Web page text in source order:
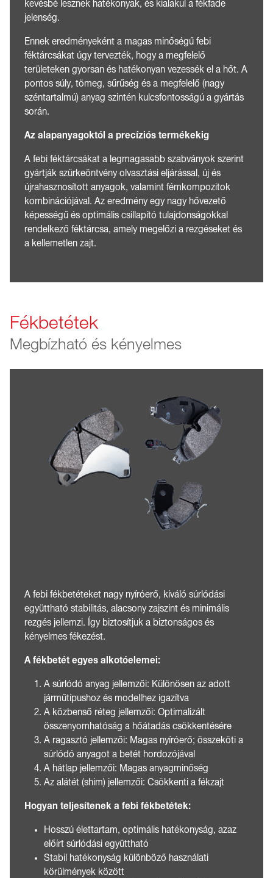
kevésbé lesznek hatékonyak, és kialakul a fékfade
jelenség.
Ennek eredményeként a magas minőségű febi
féktárcsákat úgy tervezték, hogy a megfelelő
területeken gyorsan és hatékonyan vezessék el a hőt. A
pontos súly, tömeg, sűrűség és a megfelelő (nagy
széntartalmú) anyag szintén kulcsfontosságú a gyártás
során.
Az alapanyagoktól a precíziós termékekig
A febi féktárcsákat a legmagasabb szabványok szerint
gyártják szürkeöntvény olvasztási eljárással, új és
újrahasznosított anyagok, valamint fémkompozitok
kombinációjával. Az eredmény egy nagy hővezető
képességű és optimális csillapító tulajdonságokkal
rendelkező féktárcsa, amely megelőzi a rezgéseket és
a kellemetlen zajt.
Fékbetétek
Megbízható és kényelmes
A febi fékbetéteket nagy nyíróerő, kiváló súrlódási
együttható stabilitás, alacsony zajszint és minimális
rezgés jellemzi. Így biztosítjuk a biztonságos és
kényelmes fékezést.
A fékbetét egyes alkotóelemei:
A súrlódó anyag jellemzői: Különösen az adott
járműtípushoz és modellhez igazítva
A közbenső réteg jellemzői: Optimalizált
összenyomhatóság a hőátadás csökkentésére
A ragasztó jellemzői: Magas nyíróerő; összeköti a
súrlódó anyagot a betét hordozójával
A hátlap jellemzői: Magas anyagminőség
Az alátét (shim) jellemzői: Csökkenti a fékzajt
Hogyan teljesítenek a febi fékbetétek:
Hosszú élettartam, optimális hatékonyság, azaz
előírt súrlódási együttható
Stabil hatékonyság különböző használati
körülmények között